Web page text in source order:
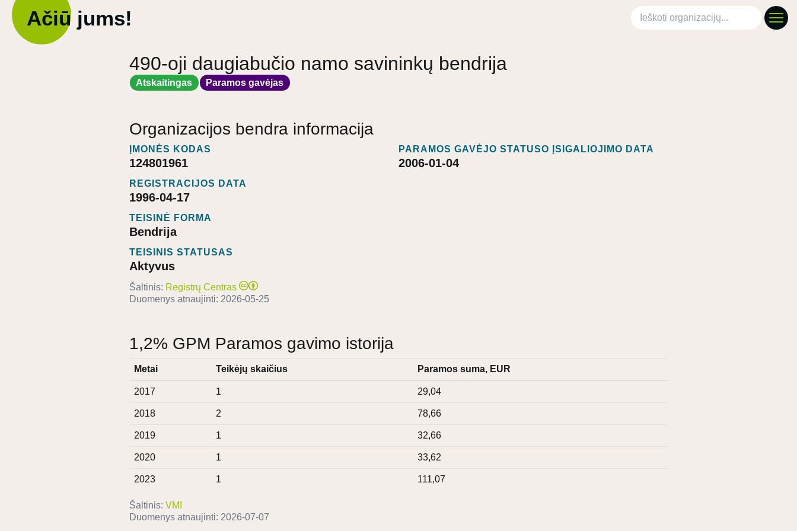
Ačiū jums! Ieškoti organizacijų
490-oji daugiabučio namo savininkų bendrija
Atskaitingas Paramos gavėjas
Organizacijos bendra informacija
ĮMONĖS KODAS
124801961
REGISTRACIJOS DATA
1996-04-17
TEISINĖ FORMA
Bendrija
TEISINIS STATUSAS
Aktyvus
PARAMOS GAVĖJO STATUSO ĮSIGALIOJIMO DATA
2006-01-04
Šaltinis: Registrų Centras
Duomenys atnaujinti: 2026-05-25
1,2% GPM Paramos gavimo istorija
Metai Teikėjų skaičius Paramos suma, EUR
2017 1 29,04
2018 2 78,66
2019 1 32,66
2020 1 33,62
2023 1 111,07
Šaltinis: VMI
Duomenys atnaujinti: 2026-07-07